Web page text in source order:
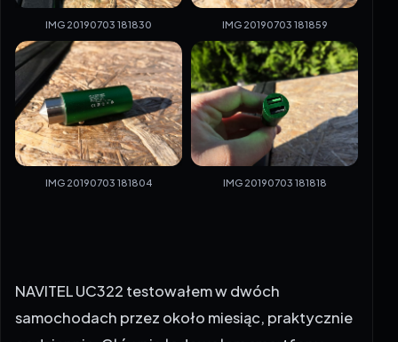
IMG 20190703 181830 IMG 20190703 181859
IMG 20190703 181804 IMG 20190703 181818
samochodach przez około miesiąc, praktycznie
codziennie. Głównie ładowałem smartfony –